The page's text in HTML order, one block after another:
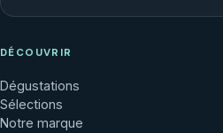
DÉCOUVRIR
Dégustations
Sélections
Notre marque